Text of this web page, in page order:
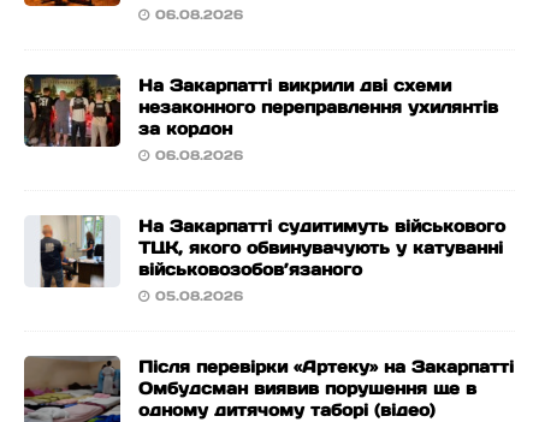
06.08.2026
На Закарпатті викрили дві схеми
незаконного переправлення ухилянтів
за кордон
06.08.2026
На Закарпатті судитимуть військового
ТЦК, якого обвинувачують у катуванні
військовозобов’язаного
05.08.2026
Після перевірки «Артеку» на Закарпатті
Омбудсман виявив порушення ще в
одному дитячому таборі (відео)